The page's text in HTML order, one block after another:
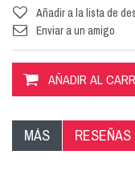
Añadir a la lista de
Enviar a un amigo
AÑADIR AL
MÁS RESEÑAS